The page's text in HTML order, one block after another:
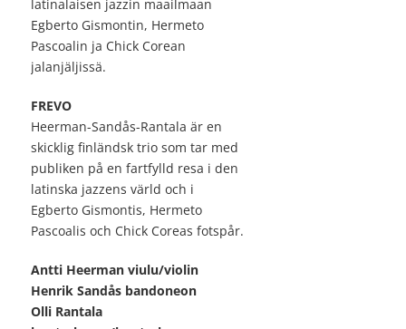
latinalaisen jazzin maailmaan
Egberto Gismontin, Hermeto
Pascoalin ja Chick Corean
jalanjäljissä.
FREVO
Heerman-Sandås-Rantala är en
skicklig finländsk trio som tar med
publiken på en fartfylld resa i den
latinska jazzens värld och i
Egberto Gismontis, Hermeto
Pascoalis och Chick Coreas fotspår.
Antti Heerman viulu/violin
Henrik Sandås bandoneon
Olli Rantala